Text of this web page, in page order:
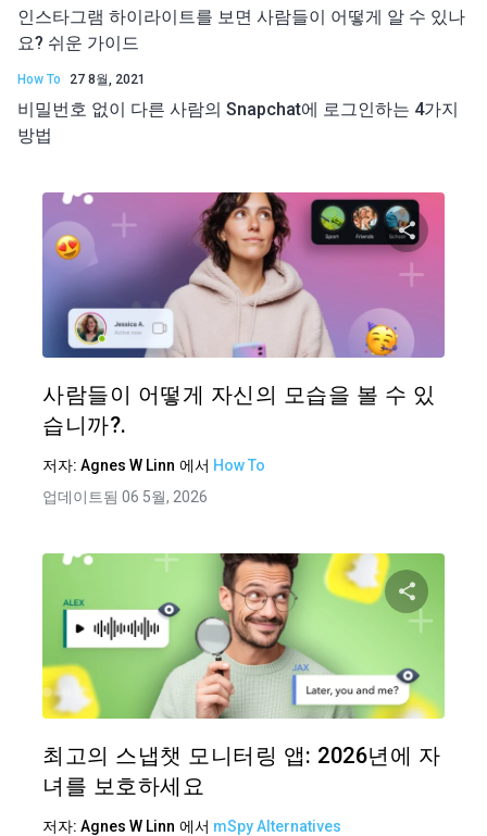
인스타그램 하이라이트를 보면 사람들이 어떻게 알 수 있나
요? 쉬운 가이드
How To 27 8월, 2021
비밀번호 없이 다른 사람의 Snapchat에 로그인하는 4가지
방법
사람들이 어떻게 자신의 모습을 볼 수 있
습니까?.
저자: Agnes W Linn 에서 How To
업데이트됨 06 5월, 2026
최고의 스냅챗 모니터링 앱: 2026년에 자
녀를 보호하세요
저자: Agnes W Linn 에서 mSpy Alternatives